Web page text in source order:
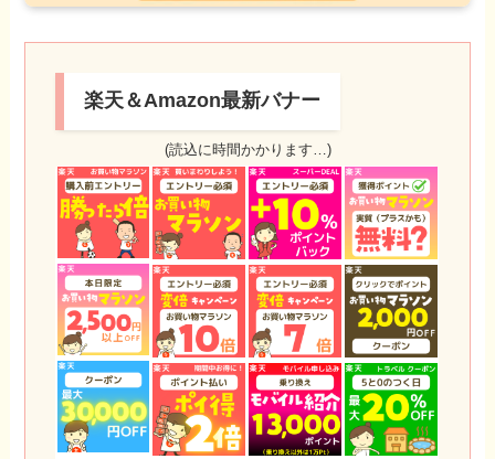
楽天＆Amazon最新バナー
(読込に時間かかります…)